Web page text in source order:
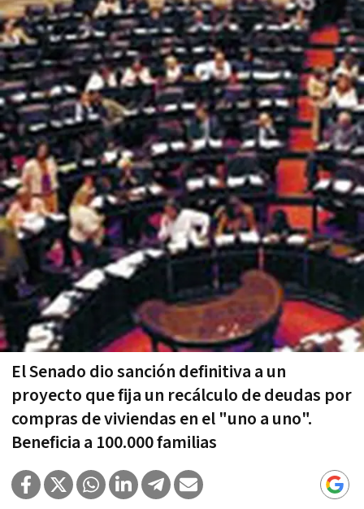
El Senado dio sanción definitiva a un
proyecto que fija un recálculo de deudas por
compras de viviendas en el "uno a uno".
Beneficia a 100.000 familias